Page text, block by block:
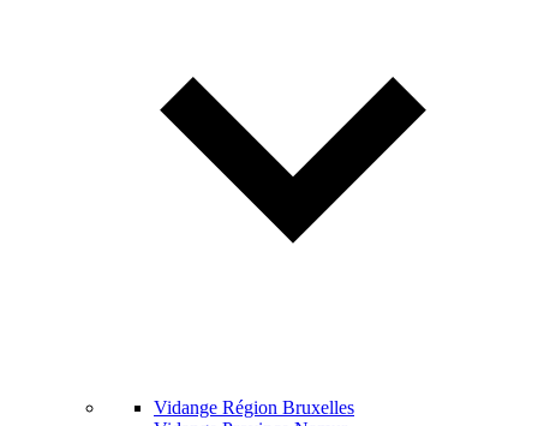
Vidange Région Bruxelles